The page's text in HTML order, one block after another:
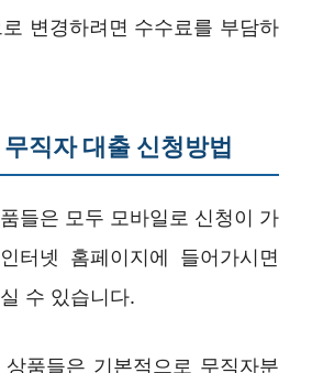
변경하려면 수수료를 부담하
직자 대출 신청방법
들은 모두 모바일로 신청이 가
터넷 홈페이지에 들어가시면
수 있습니다.
품들은 기본적으로 무직자분